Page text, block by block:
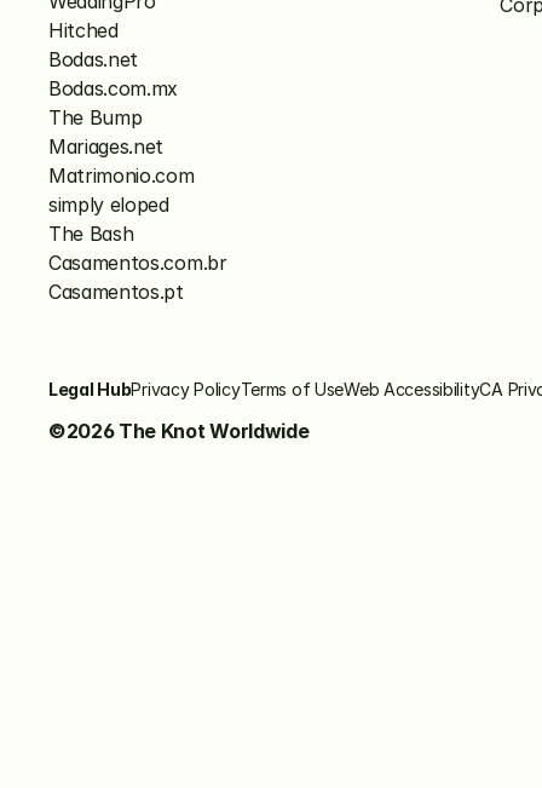
Hitched
Bodas.net
Bodas.com.mx
The Bump
Mariages.net
Matrimonio.com
simply eloped
The Bash
Casamentos.com.br
Casamentos.pt
Legal HubPrivacy PolicyTerms of UseWeb AccessibilityCA
©2026 The Knot Worldwide